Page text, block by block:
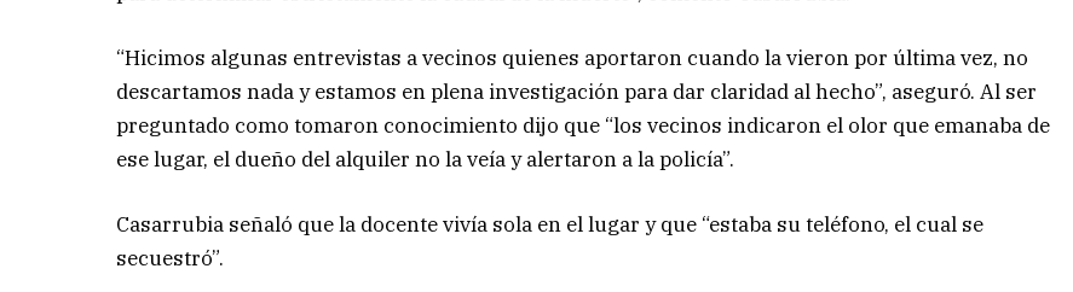
“Hicimos algunas entrevistas a vecinos quienes aportaron cuando la vieron por última vez, no
descartamos nada y estamos en plena investigación para dar claridad al hecho”, aseguró. Al ser
preguntado como tomaron conocimiento dijo que “los vecinos indicaron el olor que emanaba de
ese lugar, el dueño del alquiler no la veía y alertaron a la policía”.
Casarrubia señaló que la docente vivía sola en el lugar y que “estaba su teléfono, el cual se
secuestró”.